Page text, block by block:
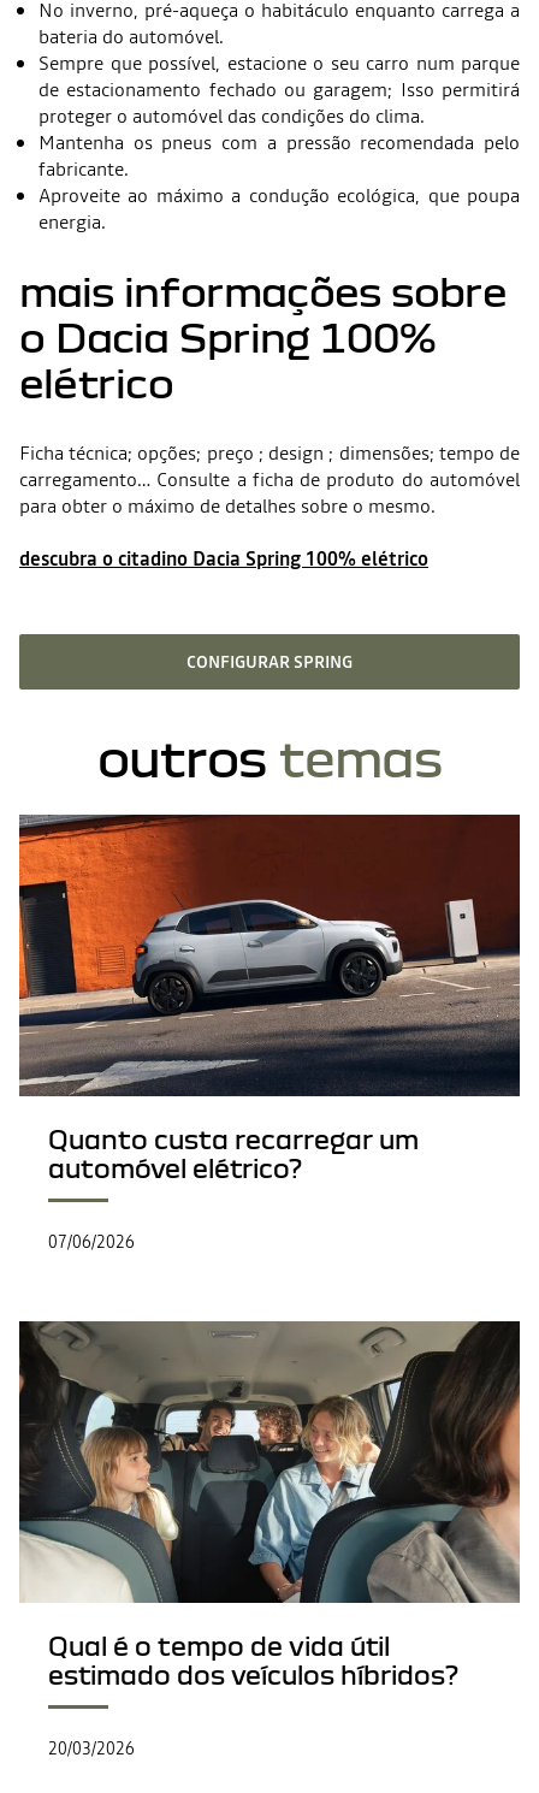
No inverno, pré-aqueça o habitáculo enquanto carrega a
bateria do automóvel.
Sempre que possível, estacione o seu carro num parque
de estacionamento fechado ou garagem; Isso permitirá
proteger o automóvel das condições do clima.
Mantenha os pneus com a pressão recomendada pelo
fabricante.
Aproveite ao máximo a condução ecológica, que poupa
energia.
mais informações sobre
o Dacia Spring 100%
elétrico
Ficha técnica; opções; preço ; design ; dimensões; tempo de
carregamento… Consulte a ficha de produto do automóvel
para obter o máximo de detalhes sobre o mesmo.
descubra o citadino Dacia Spring 100% elétrico
CONFIGURAR SPRING
outros temas
Quanto custa recarregar um
automóvel elétrico?
07/06/2026
Qual é o tempo de vida útil
estimado dos veículos híbridos?
20/03/2026